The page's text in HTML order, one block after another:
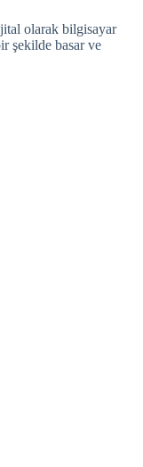
olarak bilgisayar
şekilde basar ve